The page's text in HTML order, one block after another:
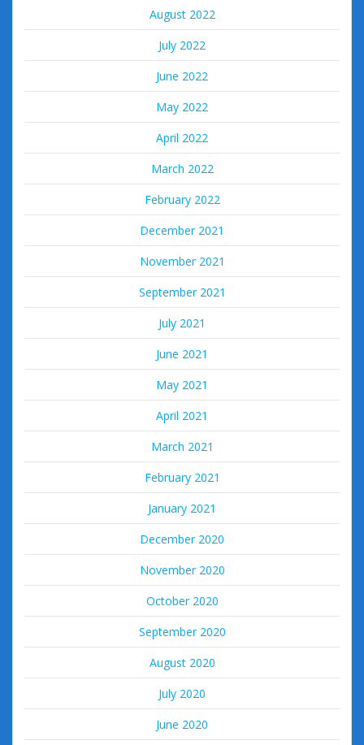
August 2022
July 2022
June 2022
May 2022
April 2022
March 2022
February 2022
December 2021
November 2021
September 2021
July 2021
June 2021
May 2021
April 2021
March 2021
February 2021
January 2021
December 2020
November 2020
October 2020
September 2020
August 2020
July 2020
June 2020